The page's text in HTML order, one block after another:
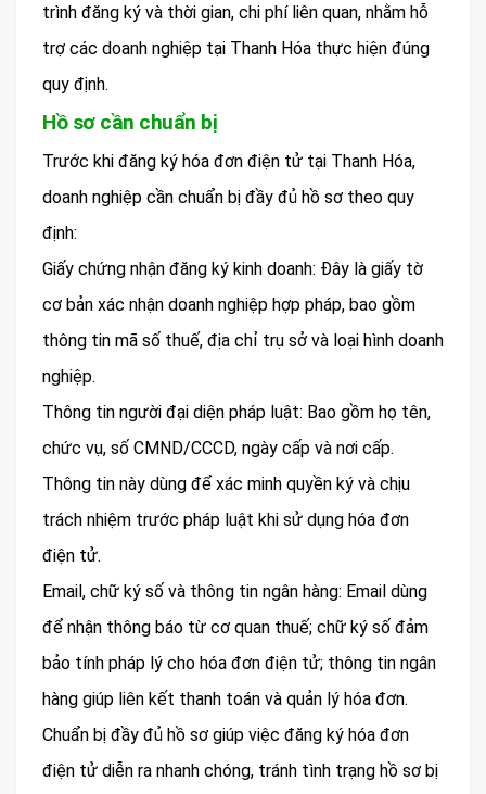
trình đăng ký và thời gian, chi phí liên quan, nhằm hỗ
trợ các doanh nghiệp tại Thanh Hóa thực hiện đúng
quy định.
Hồ sơ cần chuẩn bị
Trước khi đăng ký hóa đơn điện tử tại Thanh Hóa,
doanh nghiệp cần chuẩn bị đầy đủ hồ sơ theo quy
định:
Giấy chứng nhận đăng ký kinh doanh: Đây là giấy tờ
cơ bản xác nhận doanh nghiệp hợp pháp, bao gồm
thông tin mã số thuế, địa chỉ trụ sở và loại hình doanh
nghiệp.
Thông tin người đại diện pháp luật: Bao gồm họ tên,
chức vụ, số CMND/CCCD, ngày cấp và nơi cấp.
Thông tin này dùng để xác minh quyền ký và chịu
trách nhiệm trước pháp luật khi sử dụng hóa đơn
điện tử.
Email, chữ ký số và thông tin ngân hàng: Email dùng
để nhận thông báo từ cơ quan thuế; chữ ký số đảm
bảo tính pháp lý cho hóa đơn điện tử; thông tin ngân
hàng giúp liên kết thanh toán và quản lý hóa đơn.
Chuẩn bị đầy đủ hồ sơ giúp việc đăng ký hóa đơn
điện tử diễn ra nhanh chóng, tránh tình trạng hồ sơ bị